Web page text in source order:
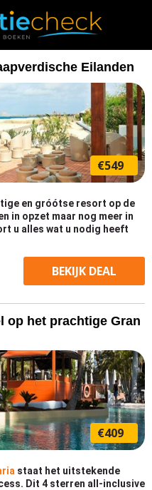
Eilanden
€549
en gróótse resort op de
in opzet maar nog meer in
u alles wat u nodig heeft
BEKIJK DEAL
op het prachtige Gran
€409
staat het uitstekende
Dit 4 sterren all-inclusive